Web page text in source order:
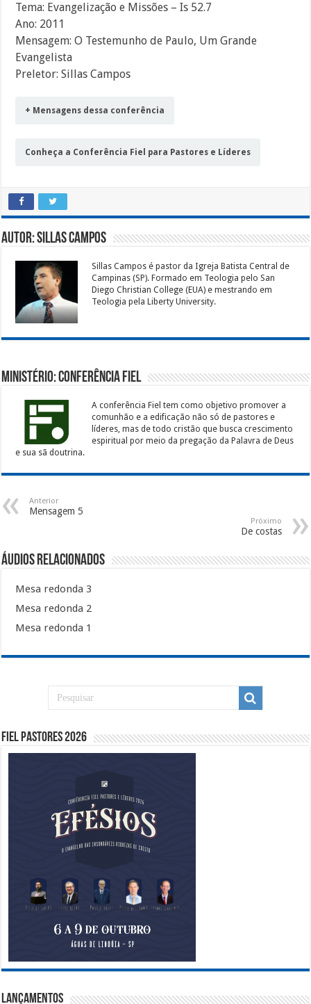
Tema: Evangelização e Missões – Is 52.7
Ano: 2011
Mensagem: O Testemunho de Paulo, Um Grande
Evangelista
Preletor: Sillas Campos
+ Mensagens dessa conferência
Conheça a Conferência Fiel para Pastores e Líderes
Autor: Sillas Campos
Sillas Campos é pastor da Igreja Batista Central de
Campinas (SP). Formado em Teologia pelo San
Diego Christian College (EUA) e mestrando em
Teologia pela Liberty University.
Ministério: Conferência Fiel
A conferência Fiel tem como objetivo promover a
comunhão e a edificação não só de pastores e
líderes, mas de todo cristão que busca crescimento
espiritual por meio da pregação da Palavra de Deus
e sua sã doutrina.
Anterior
Mensagem 5
Próximo
De costas
Áudios Relacionados
Mesa redonda 3
Mesa redonda 2
Mesa redonda 1
Fiel Pastores 2026
Lançamentos